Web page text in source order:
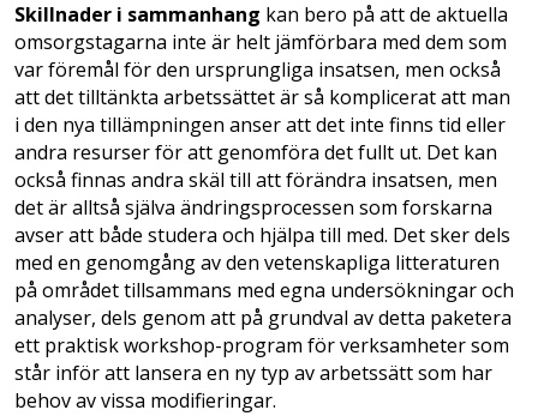
Skillnader i sammanhang kan bero på att de aktuella
omsorgstagarna inte är helt jämförbara med dem som
var föremål för den ursprungliga insatsen, men också
att det tilltänkta arbetssättet är så komplicerat att man
i den nya tillämpningen anser att det inte finns tid eller
andra resurser för att genomföra det fullt ut. Det kan
också finnas andra skäl till att förändra insatsen, men
det är alltså själva ändringsprocessen som forskarna
avser att både studera och hjälpa till med. Det sker dels
med en genomgång av den vetenskapliga litteraturen
på området tillsammans med egna undersökningar och
analyser, dels genom att på grundval av detta paketera
ett praktisk workshop-program för verksamheter som
står inför att lansera en ny typ av arbetssätt som har
behov av vissa modifieringar.